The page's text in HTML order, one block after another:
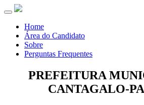
Toggle
navigationHome
Área do Candidato
Sobre
Perguntas Frequentes
PREFEITURA
CANTAGALO-